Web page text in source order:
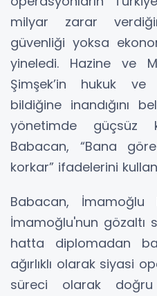
milyar zarar
güvenliği yoksa
yineledi. Hazine ve
Şimşek’in hukuk ve
bildiğine inandığını
yönetimde güçsüz
Babacan, “Bana
korkar” ifadelerini
Babacan,
İmamoğlu'nun gözaltı
hatta diplomadan
ağırlıklı olarak siyasi
süreci olarak